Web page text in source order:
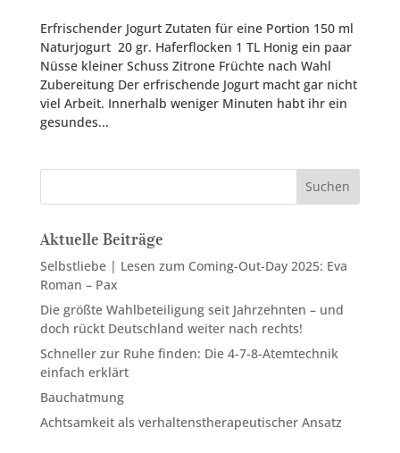
Erfrischender Jogurt Zutaten für eine Portion 150 ml
Naturjogurt 20 gr. Haferflocken 1 TL Honig ein paar
Nüsse kleiner Schuss Zitrone Früchte nach Wahl
Zubereitung Der erfrischende Jogurt macht gar nicht
viel Arbeit. Innerhalb weniger Minuten habt ihr ein
gesundes...
Suchen
Aktuelle Beiträge
Selbstliebe | Lesen zum Coming-Out-Day 2025: Eva
Roman – Pax
Die größte Wahlbeteiligung seit Jahrzehnten – und
doch rückt Deutschland weiter nach rechts!
Schneller zur Ruhe finden: Die 4-7-8-Atemtechnik
einfach erklärt
Bauchatmung
Achtsamkeit als verhaltenstherapeutischer Ansatz